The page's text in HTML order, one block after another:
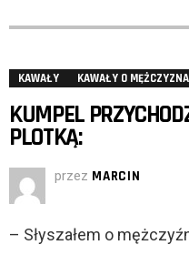
KAWAŁY KAWAŁY O
KUMPEL
PLOTKĄ:
przez MARCIN
– Słyszałem o